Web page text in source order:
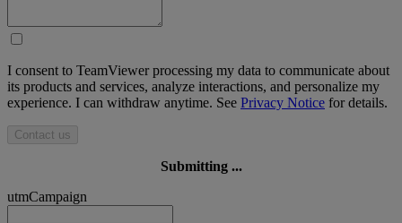
I consent to TeamViewer processing my data to communicate about
its products and services, analyze interactions, and personalize my
experience. I can withdraw anytime. See Privacy Notice for details.
Contact us
Submitting ...
utmCampaign